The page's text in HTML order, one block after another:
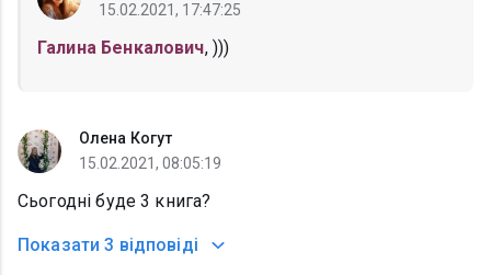
15.02.2021, 17:47:25
Галина Бенкалович, )))
Олена Когут
15.02.2021, 08:05:19
Сьогодні буде 3 книга?
Показати 3 відповіді